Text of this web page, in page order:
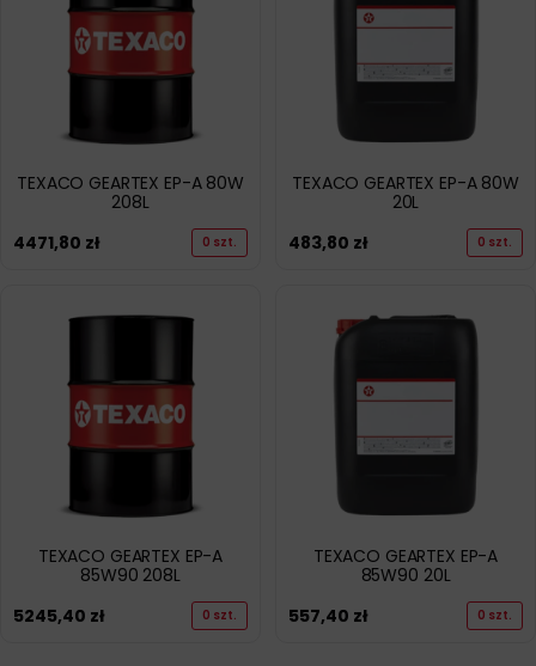
TEXACO GEARTEX EP-A 80W
208L
4471,80 zł 0 szt.
TEXACO GEARTEX EP-A 80W
20L
483,80 zł 0 szt.
TEXACO GEARTEX EP-A
85W90 208L
5245,40 zł 0 szt.
TEXACO GEARTEX EP-A
85W90 20L
557,40 zł 0 szt.